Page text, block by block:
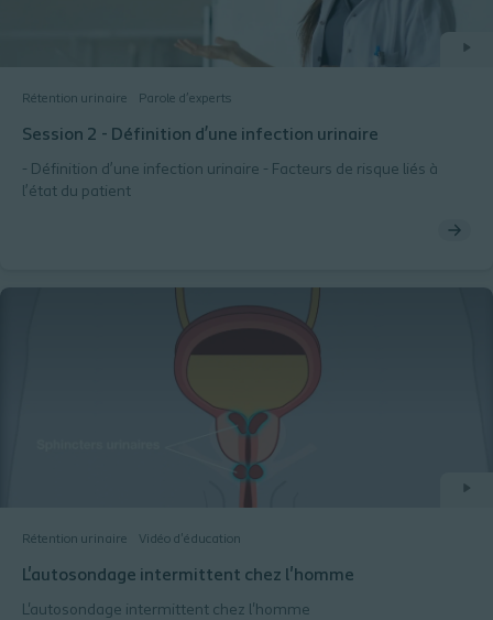
Rétention urinaire Parole d’experts
Session 2 - Définition d’une infection urinaire
- Définition d’une infection urinaire - Facteurs de risque liés à
l’état du patient
Rétention urinaire Vidéo d'éducation
L'autosondage intermittent chez l'homme
L'autosondage intermittent chez l'homme